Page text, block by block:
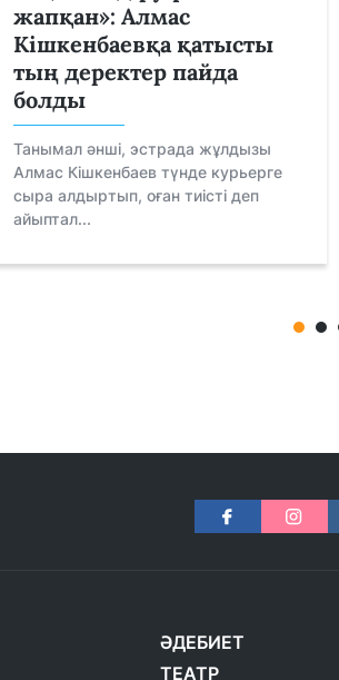
жапқан»: Алмас
Кішкенбаевқа қатысты
тың деректер пайда
болды
Танымал әнші, эстрада жұлдызы
Алмас Кішкенбаев түнде курьерге
сыра алдыртып, оған тиісті деп
айыптал...
ӘДЕБИЕТ
ТЕАТР